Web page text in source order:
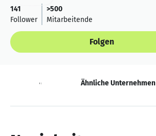
141
Follower
>500
Mitarbeitende
Folgen
Neuigkeiten Ähnliche Unternehmen